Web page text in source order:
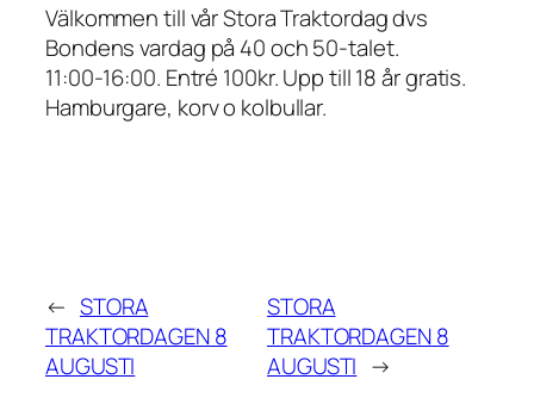
Välkommen till vår Stora Traktordag dvs
Bondens vardag på 40 och 50-talet.
11:00-16:00. Entré 100kr. Upp till 18 år gratis.
Hamburgare, korv o kolbullar.
← STORA
TRAKTORDAGEN 8
AUGUSTI
STORA
TRAKTORDAGEN 8
AUGUSTI →